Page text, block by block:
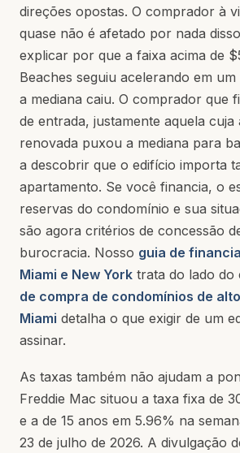
direções opostas. O comprador à
quase não é afetado por nada
explicar por que a faixa acima de
Beaches seguiu acelerando em
a mediana caiu. O comprador que
de entrada, justamente aquela cuja
renovada puxou a mediana para
a descobrir que o edifício importa
apartamento. Se você financia, o
reservas do condomínio e sua
são agora critérios de concessão
burocracia. Nosso guia de
Miami e New York trata do lado do
de compra de condomínios de
Miami detalha o que exigir de um
assinar.
As taxas também não ajudam a
Freddie Mac situou a taxa fixa de
e a de 15 anos em 5.96% na
23 de julho de 2026. A divulgação